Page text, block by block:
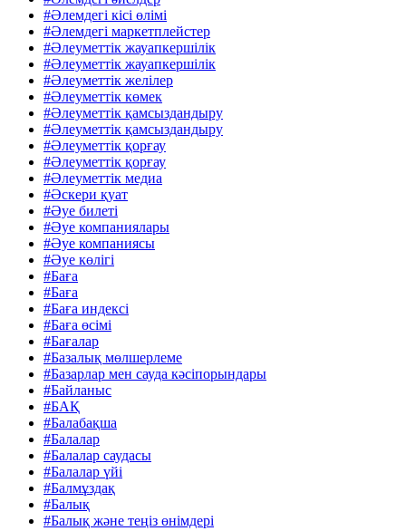
#Әлемдегі кісі өлімі
#Әлемдегі маркетплейстер
#Әлеуметтік жауапкершілік
#Әлеуметтік жауапкершілік
#Әлеуметтік желілер
#Әлеуметтік көмек
#Әлеуметтік қамсыздандыру
#Әлеуметтік қамсыздандыру
#Әлеуметтік қорғау
#Әлеуметтік қорғау
#Әлеуметтік медиа
#Әскери қуат
#Әуе билеті
#Әуе компаниялары
#Әуе компаниясы
#Әуе көлігі
#Баға
#Баға
#Баға индексі
#Баға өсімі
#Бағалар
#Базалық мөлшерлеме
#Базарлар мен сауда кәсіпорындары
#Байланыс
#БАҚ
#Балабақша
#Балалар
#Балалар саудасы
#Балалар үйі
#Балмұздақ
#Балық
#Балық және теңіз өнімдері